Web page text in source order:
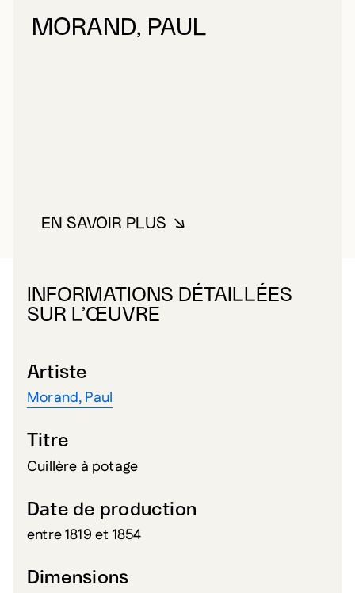
MORAND, PAUL
EN SAVOIR PLUSÀ PROPOS DE MORAND, PAUL
INFORMATIONS DÉTAILLÉES
SUR L’ŒUVRE
Artiste
Morand, Paul
Titre
Cuillère à potage
Date de production
entre 1819 et 1854
Dimensions